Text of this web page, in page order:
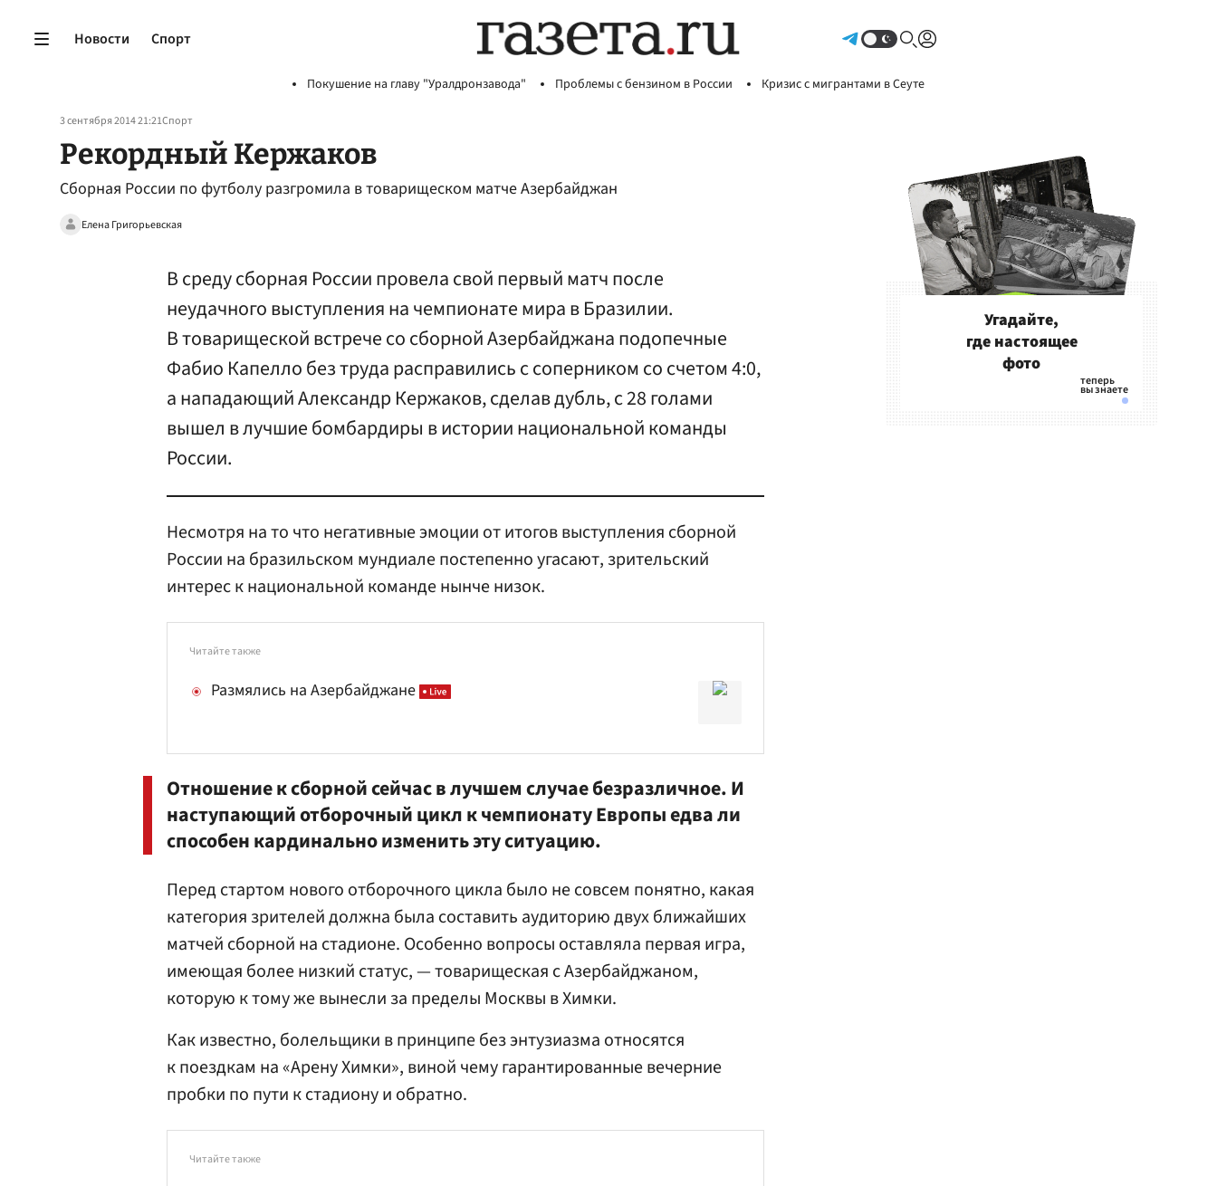
Новости Спорт
Покушение на главу "Уралдронзавода" Проблемы с бензином в России Кризис с мигрантами в Сеуте
3 сентября 2014 21:21Спорт
Рекордный Кержаков
Сборная России по футболу разгромила в товарищеском матче Азербайджан
Елена Григорьевская
В среду сборная России провела свой первый матч после
неудачного выступления на чемпионате мира в Бразилии.
В товарищеской встрече со сборной Азербайджана подопечные
Фабио Капелло без труда расправились с соперником со счетом 4:0,
а нападающий Александр Кержаков, сделав дубль, с 28 голами
вышел в лучшие бомбардиры в истории национальной команды
России.
Несмотря на то что негативные эмоции от итогов выступления сборной
России на бразильском мундиале постепенно угасают, зрительский
интерес к национальной команде нынче низок.
Читайте также
Размялись на Азербайджане
Отношение к сборной сейчас в лучшем случае безразличное. И
наступающий отборочный цикл к чемпионату Европы едва ли
способен кардинально изменить эту ситуацию.
Перед стартом нового отборочного цикла было не совсем понятно, какая
категория зрителей должна была составить аудиторию двух ближайших
матчей сборной на стадионе. Особенно вопросы оставляла первая игра,
имеющая более низкий статус, — товарищеская с Азербайджаном,
которую к тому же вынесли за пределы Москвы в Химки.
Как известно, болельщики в принципе без энтузиазма относятся
к поездкам на «Арену Химки», виной чему гарантированные вечерние
пробки по пути к стадиону и обратно.
Читайте также
Угадайте,
где настоящее
фото